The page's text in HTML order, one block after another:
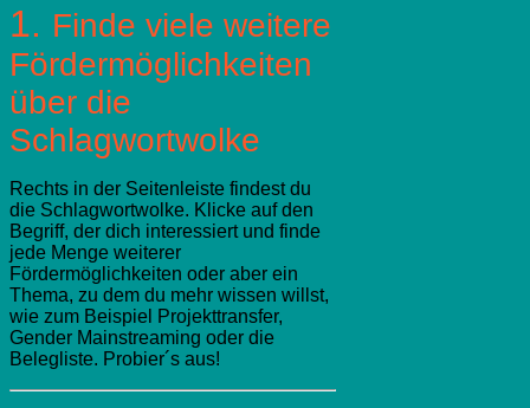
1. Finde viele weitere
Fördermöglichkeiten
über die
Schlagwortwolke
Rechts in der Seitenleiste findest du
die Schlagwortwolke. Klicke auf den
Begriff, der dich interessiert und finde
jede Menge weiterer
Fördermöglichkeiten oder aber ein
Thema, zu dem du mehr wissen willst,
wie zum Beispiel Projekttransfer,
Gender Mainstreaming oder die
Belegliste. Probier´s aus!